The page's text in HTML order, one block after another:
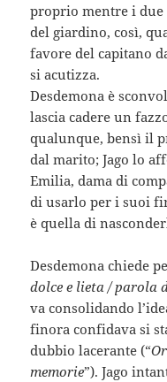
proprio mentre i
del giardino, così,
favore del capitano
si acutizza.
Desdemona è
lascia cadere un
qualunque, bensì il
dal marito; Jago lo
Emilia, dama di
di usarlo per i suoi
è quella di
Desdemona chiede
dolce e lieta / parola
va consolidando
finora confidava si
dubbio lacerante (“
memorie”). Jago